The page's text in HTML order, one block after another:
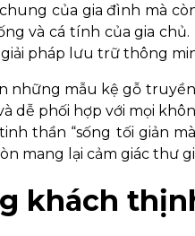
của gia đình mà
và cá tính của gia chủ.
pháp lưu trữ thông
những mẫu kệ gỗ
dễ phối hợp với mọi
thần “sống tối giản
mang lại cảm giác thư
khách